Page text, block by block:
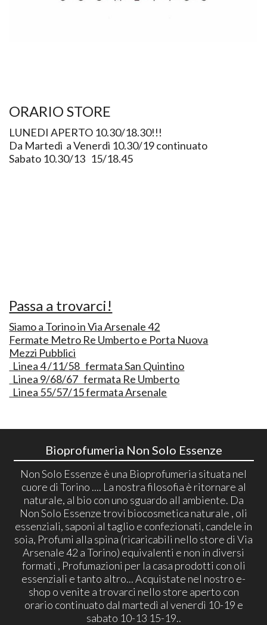
ORARIO STORE
LUNEDI APERTO 10.30/18.30!!!
Da Martedì a Venerdì 10.30/19 continuato
Sabato 10.30/13 15/18.45
Passa a trovarci!
Siamo a Torino in Via Arsenale 42
Fermate Metro Re Umberto e Porta Nuova
Mezzi Pubblici
Linea 4 /11/58 fermata San Quintino
Linea 9/68/67 fermata Re Umberto
Linea 55/57/15 fermata Arsenale
Bioprofumeria Non Solo Essenze
Non Solo Essenze è una Bioprofumeria situata nel
cuore di Torino .... La nostra filosofia è ritornare al
naturale, al bio con uno sguardo all ambiente. Da
Non Solo Essenze trovi biocosmetica naturale , oli
essenziali, saponi al taglio e confezionati, candele in
soia, Profumi alla spina (ricaricabili nello store di Via
Arsenale 42 a Torino) equivalenti e non in diversi
formati , Profumazioni per la casa prodotti con oli
essenziali e tanto altro... Acquistate nel nostro e-
shop o venite a trovarci nello store aperto con
orario continuato dal martedì al venerdì 10-19 e
sabato 10-13 15-19..